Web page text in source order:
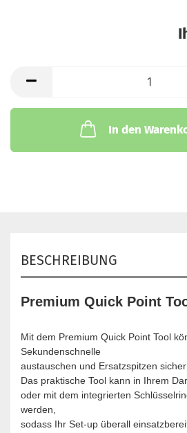
In den
BESCHREIBUNG
Premium Quick Point
Mit dem Premium Quick Point Tool
Sekundenschnelle
austauschen und Ersatzspitzen
Das praktische Tool kann in Ihrem
oder mit dem integrierten
werden,
sodass Ihr Set-up überall